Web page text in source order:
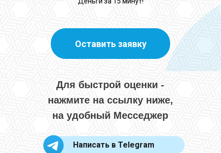
Оставить заявку
Написать в Telegram
Для быстрой оценки -
нажмите на ссылку ниже,
на удобный Месседжер